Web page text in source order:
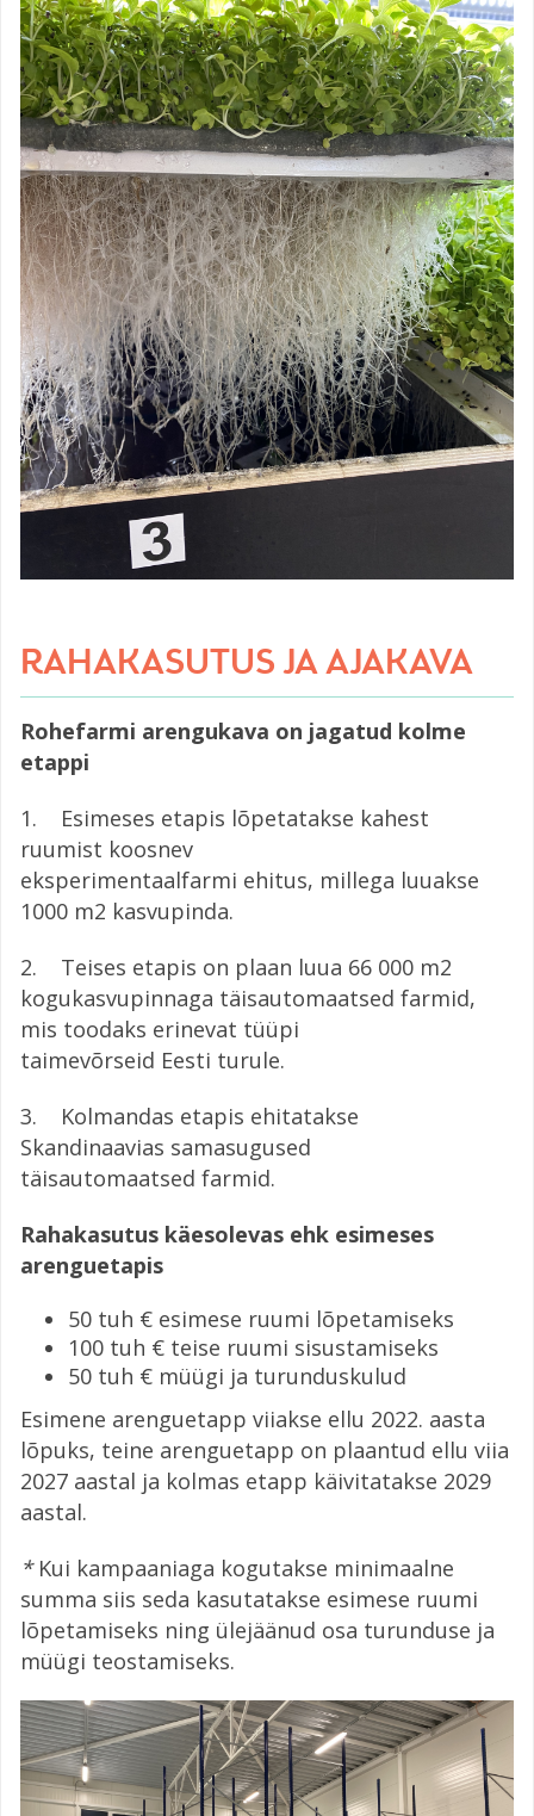
RAHAKASUTUS JA AJAKAVA
Rohefarmi arengukava on jagatud kolme
etappi
1. Esimeses etapis lõpetatakse kahest
ruumist koosnev
eksperimentaalfarmi ehitus, millega luuakse
1000 m2 kasvupinda.
2. Teises etapis on plaan luua 66 000 m2
kogukasvupinnaga täisautomaatsed farmid,
mis toodaks erinevat tüüpi
taimevõrseid Eesti turule.
3. Kolmandas etapis ehitatakse
Skandinaavias samasugused
täisautomaatsed farmid.
Rahakasutus käesolevas ehk esimeses
arenguetapis
50 tuh € esimese ruumi lõpetamiseks
100 tuh € teise ruumi sisustamiseks
50 tuh € müügi ja turunduskulud
Esimene arenguetapp viiakse ellu 2022. aasta
lõpuks, teine arenguetapp on plaantud ellu viia
2027 aastal ja kolmas etapp käivitatakse 2029
aastal.
* Kui kampaaniaga kogutakse minimaalne
summa siis seda kasutatakse esimese ruumi
lõpetamiseks ning ülejäänud osa turunduse ja
müügi teostamiseks.